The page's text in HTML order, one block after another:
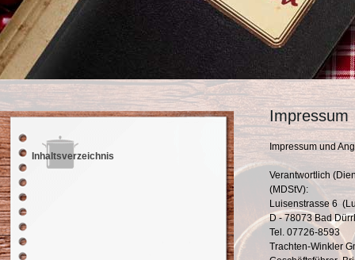
Impressum
Impressum und
Verantwortlich
(MDStV):
Luisenstrasse 6
D - 78073 Bad
Tel. 07726-8593
Trachten-Winkler
Inhaltsverzeichnis